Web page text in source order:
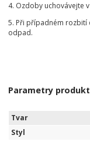
4. Ozdoby uchovávejte
5. Při případném
odpad.
Parametry
Tvar
Styl